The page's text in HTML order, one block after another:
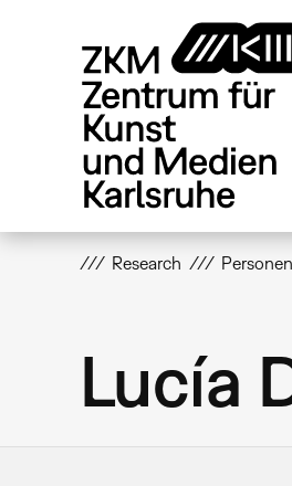
Research Personen
Lucía